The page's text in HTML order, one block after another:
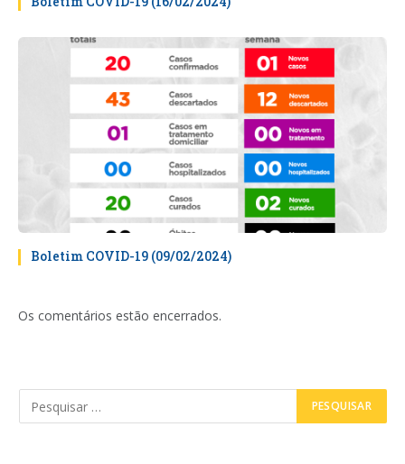
Boletim COVID-19 (09/02/2024)
Os comentários estão encerrados.